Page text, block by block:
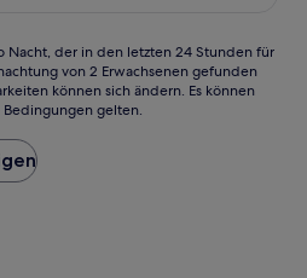
Nacht, der in den letzten 24 Stunden für
von 2 Erwachsenen gefunden
können sich ändern. Es können
Bedingungen gelten.